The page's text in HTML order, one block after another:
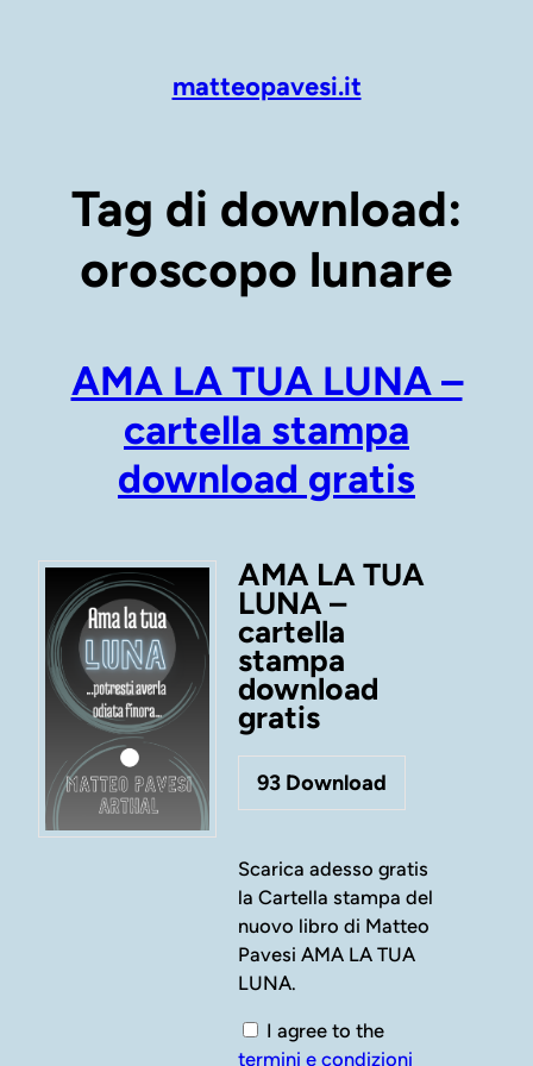
matteopavesi.it
Tag di download:
oroscopo lunare
AMA LA TUA LUNA –
cartella stampa
download gratis
AMA LA TUA
LUNA –
cartella
stampa
download
gratis
93 Download
Scarica adesso gratis
la Cartella stampa del
nuovo libro di Matteo
Pavesi AMA LA TUA
LUNA.
I agree to the
termini e condizioni